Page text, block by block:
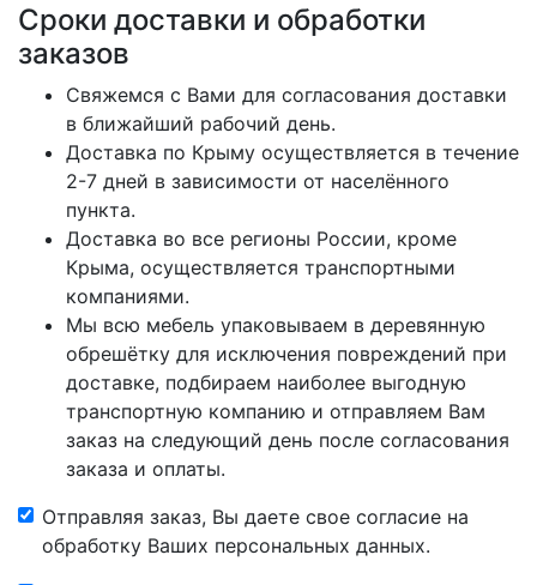
Сроки доставки и обработки
заказов
Свяжемся с Вами для согласования доставки
в ближайший рабочий день.
Доставка по Крыму осуществляется в течение
2-7 дней в зависимости от населённого
пункта.
Доставка во все регионы России, кроме
Крыма, осуществляется транспортными
компаниями.
Мы всю мебель упаковываем в деревянную
обрешётку для исключения повреждений при
доставке, подбираем наиболее выгодную
транспортную компанию и отправляем Вам
заказ на следующий день после согласования
заказа и оплаты.
Отправляя заказ, Вы даете свое согласие на
обработку Ваших персональных данных.